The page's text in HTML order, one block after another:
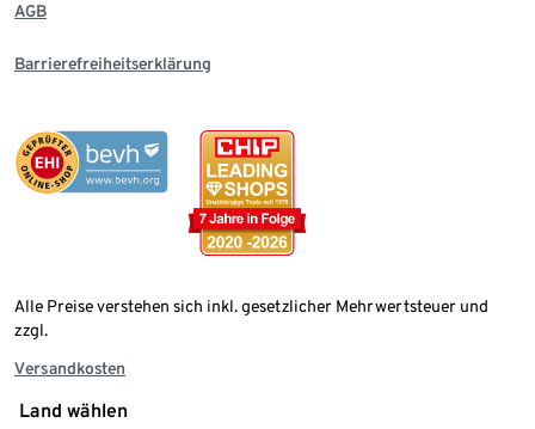
AGB
Barrierefreiheitserklärung
Alle Preise verstehen sich inkl. gesetzlicher Mehrwertsteuer und
zzgl.
Versandkosten
Land wählen